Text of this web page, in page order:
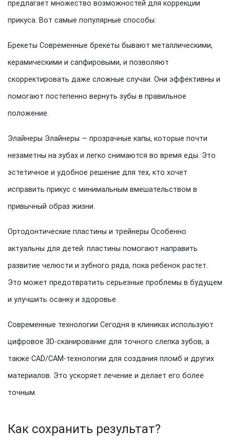
предлагает множество возможностей для коррекции
прикуса. Вот самые популярные способы:
Брекеты Современные брекеты бывают металлическими,
керамическими и сапфировыми, и позволяют
скорректировать даже сложные случаи. Они эффективны и
помогают постепенно вернуть зубы в правильное
положение.
Элайнеры Элайнеры — прозрачные капы, которые почти
незаметны на зубах и легко снимаются во время еды. Это
эстетичное и удобное решение для тех, кто хочет
исправить прикус с минимальным вмешательством в
привычный образ жизни.
Ортодонтические пластины и трейнеры Особенно
актуальны для детей: пластины помогают направить
развитие челюсти и зубного ряда, пока ребенок растет.
Это может предотвратить серьезные проблемы в будущем
и улучшить осанку и здоровье.
Современные технологии Сегодня в клиниках используют
цифровое 3D-сканирование для точного слепка зубов, а
также CAD/CAM-технологии для создания пломб и других
материалов. Это ускоряет лечение и делает его более
точным.
Как сохранить результат?